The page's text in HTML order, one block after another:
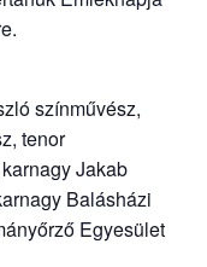
színművész,
tenor
Jakab
Balásházi
Egyesület